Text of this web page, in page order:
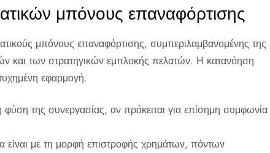
μπόνους επαναφόρτισης
μπόνους επαναφόρτισης, συμπεριλαμβανομένης της
και των στρατηγικών εμπλοκής πελατών. Η κατανόηση
εφαρμογή.
φύση της συνεργασίας, αν πρόκειται για επίσημη συμφωνία
είναι με τη μορφή επιστροφής χρημάτων, πόντων